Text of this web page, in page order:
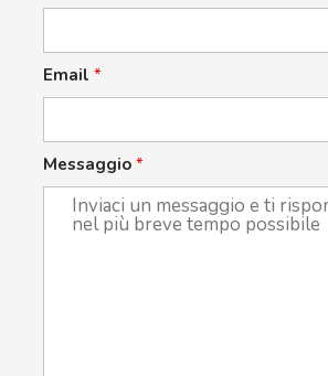
Email *
Messaggio *